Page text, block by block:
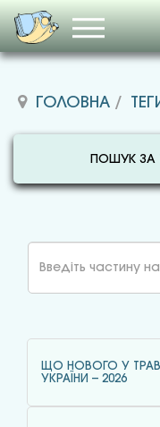
ГОЛОВНА
ПОШУК ЗА
частину
назви
ЩО НОВОГО У
УКРАЇНИ – 2026